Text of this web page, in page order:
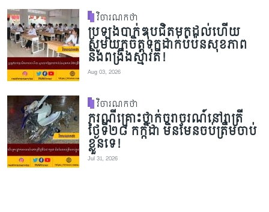
វិចារណកថា
ប្រឡងបាក់ឌុបជិតមកដល់ហើយ
សូមយកចិត្តទុកដាក់បំប៉នសុខភាព
និងពង្រឹងស្មារតី!
Aug 03, 2026
វិចារណកថា
ករណីគ្រោះថ្នាក់ចរាចរណ៍នៅរាត្រី
ថ្ងៃទី២៨ កក្កដា មិនមែនចប់ត្រឹមចាប់
ខ្លួនទេ!
Jul 31, 2026